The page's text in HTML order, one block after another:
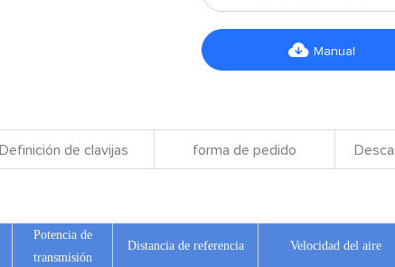
 Manual
Definición de clavijas forma de pedido
Potencia de
transmisión
Distancia de referencia
Velocidad del aire